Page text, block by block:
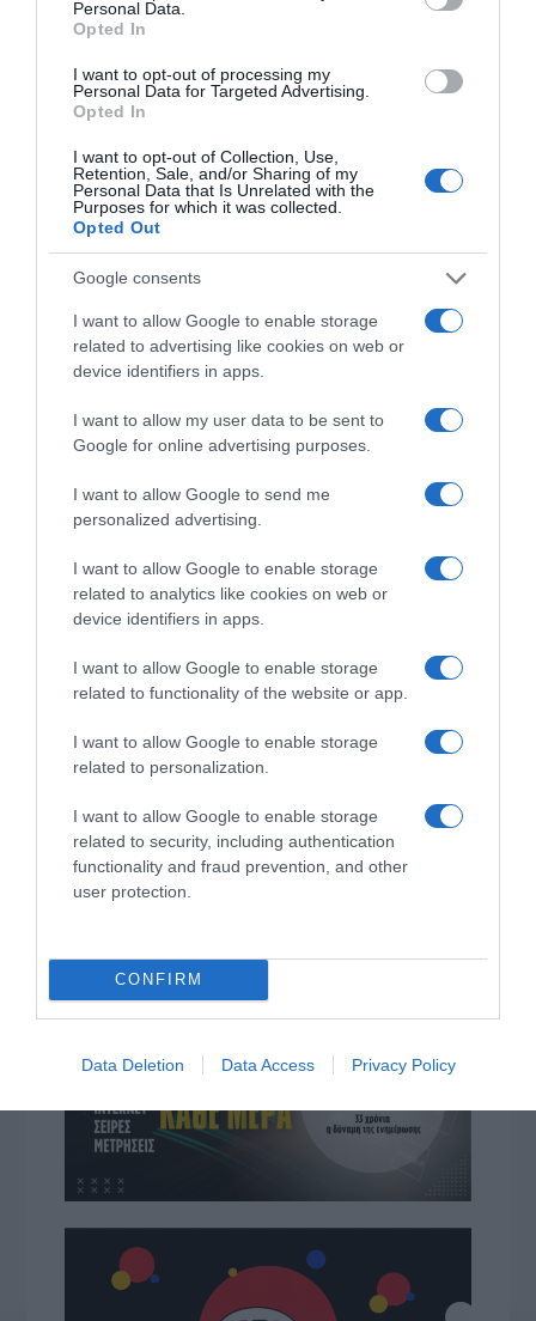
Personal Data.
Opted In
I want to opt-out of processing my
Personal Data for Targeted Advertising.
Opted In
I want to opt-out of Collection, Use,
Retention, Sale, and/or Sharing of my
Personal Data that Is Unrelated with the
Purposes for which it was collected.
Opted Out
Google consents
I want to allow Google to enable storage
related to advertising like cookies on web or
device identifiers in apps.
I want to allow my user data to be sent to
Google for online advertising purposes.
I want to allow Google to send me
personalized advertising.
I want to allow Google to enable storage
related to analytics like cookies on web or
device identifiers in apps.
I want to allow Google to enable storage
related to functionality of the website or app.
I want to allow Google to enable storage
related to personalization.
I want to allow Google to enable storage
related to security, including authentication
functionality and fraud prevention, and other
user protection.
CONFIRM
Data Deletion Data Access Privacy Policy
ΔΙΑΒΆΣΤΕ ΣΤΟ «Π»